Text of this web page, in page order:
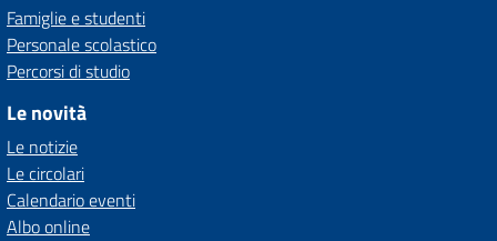
Famiglie e studenti
Personale scolastico
Percorsi di studio
Le novità
Le notizie
Le circolari
Calendario eventi
Albo online